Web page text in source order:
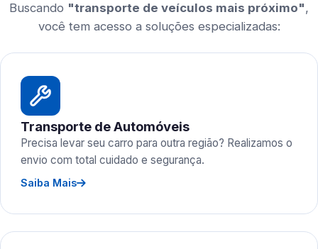
Buscando "transporte de veículos mais próximo",
você tem acesso a soluções especializadas:
Transporte de Automóveis
Precisa levar seu carro para outra região? Realizamos o
envio com total cuidado e segurança.
Saiba Mais